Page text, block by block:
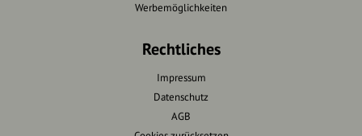
Werbemöglichkeiten
Rechtliches
Impressum
Datenschutz
AGB